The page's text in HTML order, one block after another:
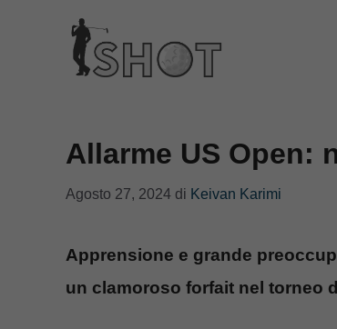
contenuto
Allarme US Open:
Agosto 27, 2024 di Keivan Karimi
Apprensione e grande
un clamoroso forfait nel torneo